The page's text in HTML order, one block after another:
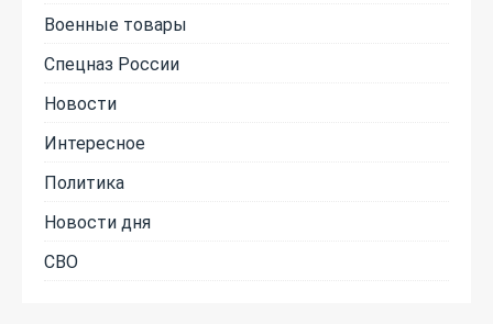
Военные товары
Спецназ России
Новости
Интересное
Политика
Новости дня
СВО